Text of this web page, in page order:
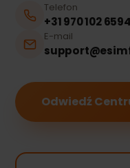
Telefon
+31 970 102
E-mail
Odwiedź